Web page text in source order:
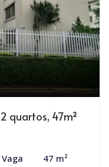
quartos, 47m²
Vaga 47 m²